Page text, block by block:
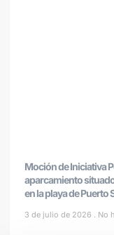
Moción de Iniciativa
aparcamiento
en la playa de Puerto
3 de julio de 2026 No